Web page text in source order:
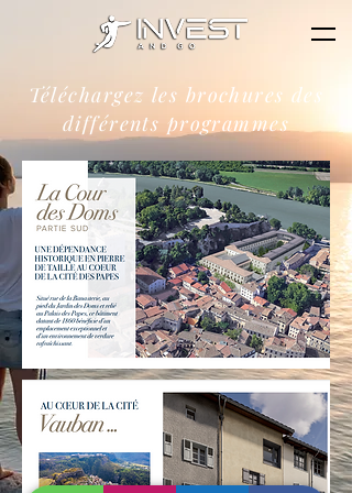
Téléchargez les brochures des
différents programmes